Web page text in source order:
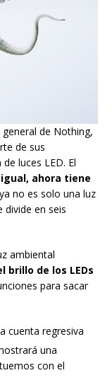
de Nothing,
de sus
luces LED. El
ahora tiene
no es solo una luz
divide en seis
ambiental
de los LEDs
para sacar
cuenta regresiva
una
con el